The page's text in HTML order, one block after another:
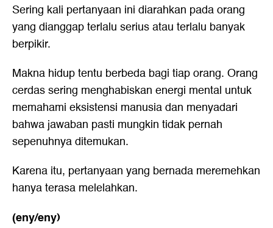
Sering kali pertanyaan ini diarahkan pada orang
yang dianggap terlalu serius atau terlalu banyak
berpikir.
Makna hidup tentu berbeda bagi tiap orang. Orang
cerdas sering menghabiskan energi mental untuk
memahami eksistensi manusia dan menyadari
bahwa jawaban pasti mungkin tidak pernah
sepenuhnya ditemukan.
Karena itu, pertanyaan yang bernada meremehkan
hanya terasa melelahkan.
(eny/eny)